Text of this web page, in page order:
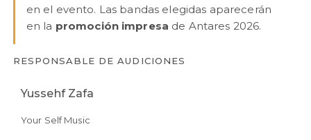
en el evento. Las bandas elegidas aparecerán
en la promoción impresa de Antares 2026.
RESPONSABLE DE AUDICIONES
Yussehf Zafa
Your Self Music